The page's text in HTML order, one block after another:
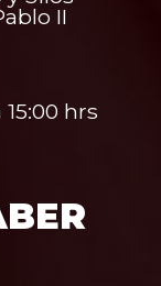
II
hrs